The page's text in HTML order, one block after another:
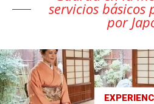
servicios básicos
por